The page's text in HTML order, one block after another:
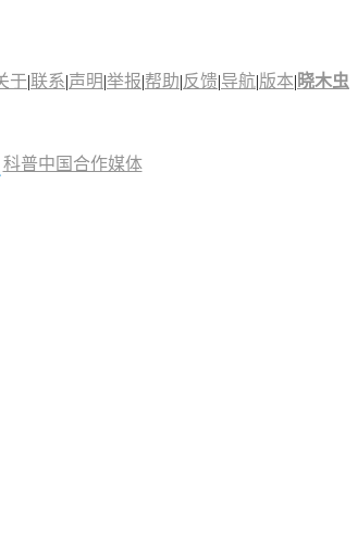
于|联系|声明|举报|帮助|反馈|导航|版本| 晓木虫
科普中国合作媒体